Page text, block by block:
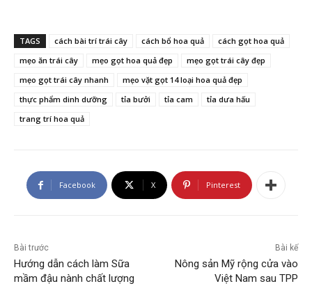
TAGS cách bài trí trái cây cách bổ hoa quả
cách gọt hoa quả
mẹo ăn trái cây
mẹo gọt hoa quả đẹp
mẹo gọt trái cây đẹp
mẹo gọt trái cây nhanh
mẹo vặt gọt 14 loại hoa quả đẹp
thực phẩm dinh dưỡng
tỉa bưởi tỉa cam
tỉa dưa hấu
trang trí hoa quả
Facebook X Pinterest
Bài trước
Hướng dẫn cách làm Sữa
mầm đậu nành chất lượng
Bài kế
Nông sản Mỹ rộng cửa vào
Việt Nam sau TPP